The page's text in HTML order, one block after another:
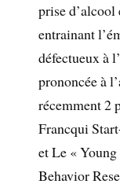
prise d’alcool
entrainant
défectueux à
prononcée à
récemment 2
Francqui
et Le «
Behavior